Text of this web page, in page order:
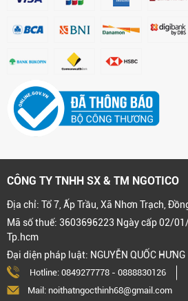
CÔNG TY TNHH SX & TM NGOTICO
Địa chỉ: Tổ 7, Ấp Trầu, Xã Nhơn Trạch,
Mã số thuế: 3603696223 Ngày cấp 02/
Tp.hcm
Đại diện pháp luật: NGUYỄN QUỐC HƯNG
Hotline: 0849277778 - 0888830126
Mail: noithatngocthinh68@gmail.com